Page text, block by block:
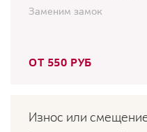
Заменим замок
ОТ 550 РУБ
Износ или